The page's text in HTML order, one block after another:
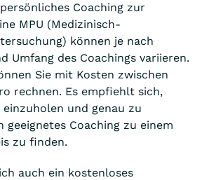
Coaching zur
MPU (Medizinisch-
können je nach
Umfang des Coachings variieren.
Sie mit Kosten zwischen
rechnen. Es empfiehlt sich,
und genau zu
geeignetes Coaching zu einem
zu finden.
auch ein kostenloses